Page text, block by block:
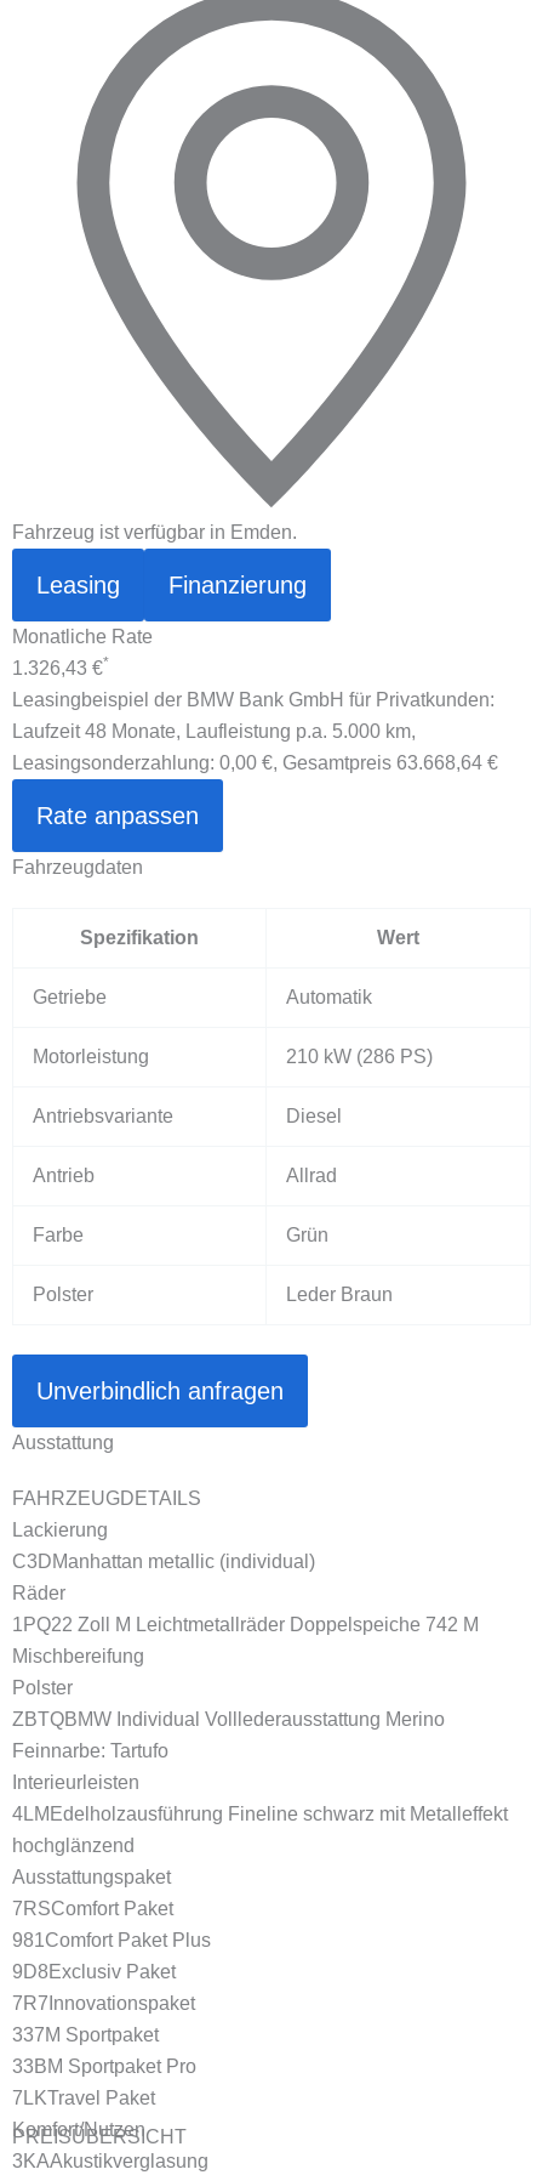
Fahrzeug ist verfügbar in Emden.
Leasing Finanzierung
Monatliche Rate
1.326,43 €*
Leasingbeispiel der BMW Bank GmbH für Privatkunden:
Laufzeit 48 Monate, Laufleistung p.a. 5.000 km,
Leasingsonderzahlung: 0,00 €, Gesamtpreis 63.668,64 €
Rate anpassen
Fahrzeugdaten
Spezifikation Wert
Getriebe Automatik
Motorleistung 210 kW (286 PS)
Antriebsvariante Diesel
Antrieb Allrad
Farbe Grün
Polster Leder Braun
Unverbindlich anfragen
Ausstattung
FAHRZEUGDETAILS
Lackierung
C3DManhattan metallic (individual)
Räder
1PQ22 Zoll M Leichtmetallräder Doppelspeiche 742 M
Mischbereifung
Polster
ZBTQBMW Individual Volllederausstattung Merino
Feinnarbe: Tartufo
Interieurleisten
4LM Edelholzausführung Fineline schwarz mit Metalleffekt
hochglänzend
Ausstattungspaket
7RSComfort Paket
981Comfort Paket Plus
9D8 Exclusiv Paket
7R7 Innovationspaket
337M Sportpaket
33BM Sportpaket Pro
7LKTravel Paket
Komfort/Nutzen
3KAAkustikverglasung
PREISÜBERSICHT